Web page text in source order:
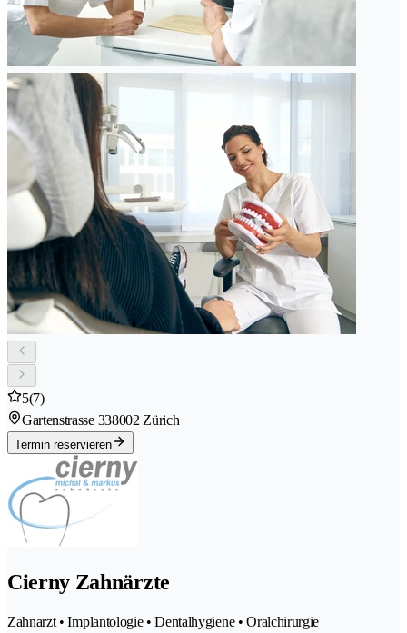
5(7)
Gartenstrasse 338002 Zürich
Termin reservieren
Cierny Zahnärzte
Zahnarzt • Implantologie • Dentalhygiene • Oralchirurgie